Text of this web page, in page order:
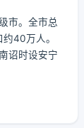
市。全市总
40万人。
诏时设安宁